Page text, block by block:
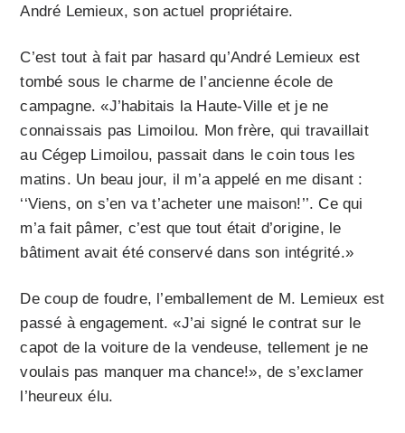
André Lemieux, son actuel propriétaire.
C’est tout à fait par hasard qu’André Lemieux est
tombé sous le charme de l’ancienne école de
campagne. «J’habitais la Haute-Ville et je ne
connaissais pas Limoilou. Mon frère, qui travaillait
au Cégep Limoilou, passait dans le coin tous les
matins. Un beau jour, il m’a appelé en me disant :
‘‘Viens, on s’en va t’acheter une maison!’’. Ce qui
m’a fait pâmer, c’est que tout était d’origine, le
bâtiment avait été conservé dans son intégrité.»
De coup de foudre, l’emballement de M. Lemieux est
passé à engagement. «J’ai signé le contrat sur le
capot de la voiture de la vendeuse, tellement je ne
voulais pas manquer ma chance!», de s’exclamer
l’heureux élu.